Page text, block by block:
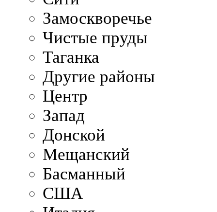
Замоскворечье
Чистые пруды
Таганка
Другие районы
Центр
Запад
Донской
Мещанский
Басманный
США